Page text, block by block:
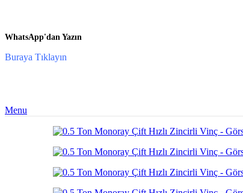
WhatsApp'dan Yazın
Buraya Tıklayın
Menu